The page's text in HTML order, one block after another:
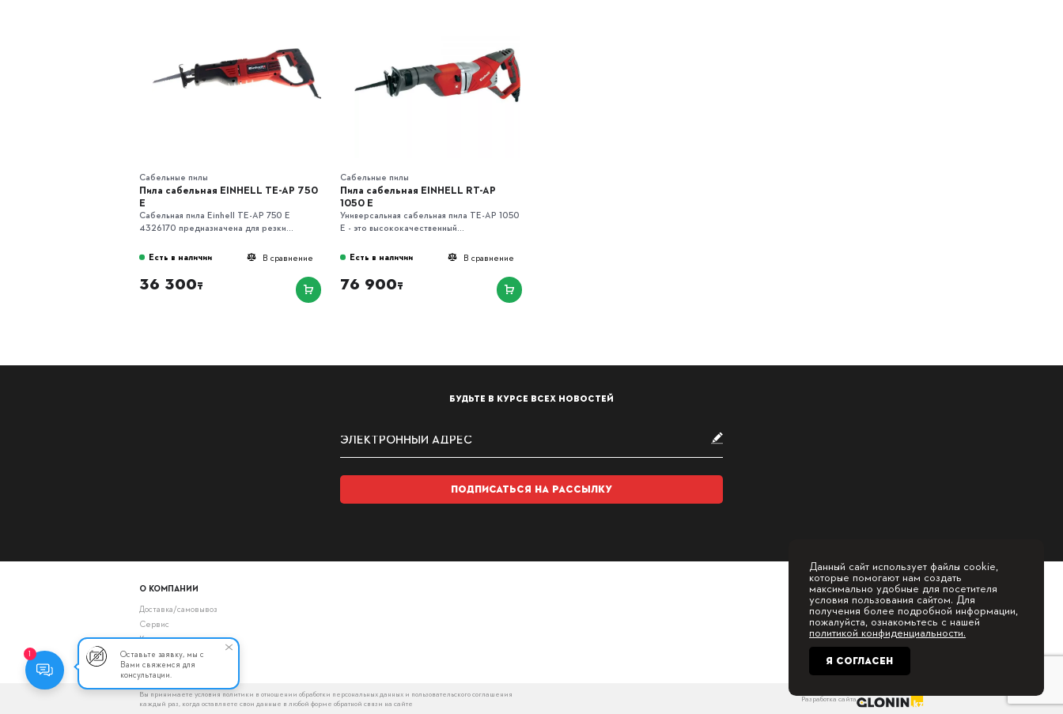
Сабельные пилы
Пила сабельная EINHELL TE-AP 750
E
Сабельная пила Einhell TE-AP 750 E
4326170 предназначена для резки...
В сравнение
Есть в наличии
36 300₸
Сабельные пилы
Пила сабельная EINHELL RT-AP
1050 E
Универсальная сабельная пила TE-AP 1050
E - это высококачественный...
В сравнение
Есть в наличии
76 900₸
БУДЬТЕ В КУРСЕ ВСЕХ НОВОСТЕЙ
ПОДПИСАТЬСЯ НА РАССЫЛКУ
О КОМПАНИИ
Доставка/самовывоз
Сервис
Контакты
Скачать прайс-лист
Вы принимаете условия политики в отношении обработки персональных данных и пользовательского соглашения
каждый раз, когда оставляете свои данные в любой форме обратной связи на сайте
Разработка сайта
1
Оставьте заявку, мы с
Вами свяжемся для
консультации.
Данный сайт использует файлы cookie,
которые помогают нам создать
максимально удобные для посетителя
условия пользования сайтом. Для
получения более подробной информации,
пожалуйста, ознакомьтесь с нашей
политикой конфиденциальности.
Я СОГЛАСЕН